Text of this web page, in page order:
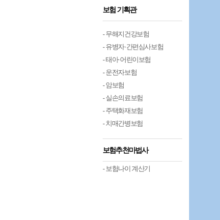
보험 기획관
- 무해지건강보험
- 유병자·간편심사보험
- 태아·어린이보험
- 운전자보험
- 암보험
- 실손의료보험
- 주택화재보험
- 치매간병보험
보험추천마법사
- 보험나이 계산기